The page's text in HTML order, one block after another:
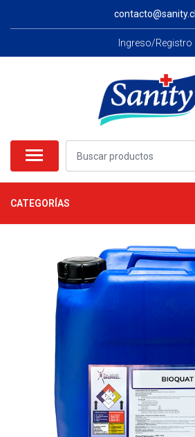
contacto@sanity.cl
Ingreso/Registro
CATEGORÍAS